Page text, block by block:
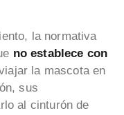
la normativa
no establece con
la mascota en
sus
al cinturón de